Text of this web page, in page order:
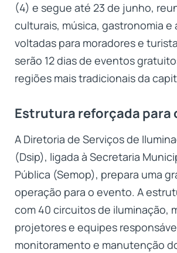
(4) e segue até 23 de junho,
culturais, música, gastronomia e
voltadas para moradores e
serão 12 dias de eventos
regiões mais tradicionais da
Estrutura reforçada para
A Diretoria de Serviços de
(Dsip), ligada à Secretaria
Pública (Semop), prepara uma
operação para o evento. A
com 40 circuitos de iluminação,
projetores e equipes
monitoramento e manutenção